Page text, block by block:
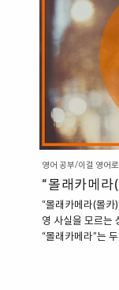
영어 공부/이걸 영어
“몰래카메라
“몰래카메라(몰카
영 사실을 모르는
“몰래카메라”는